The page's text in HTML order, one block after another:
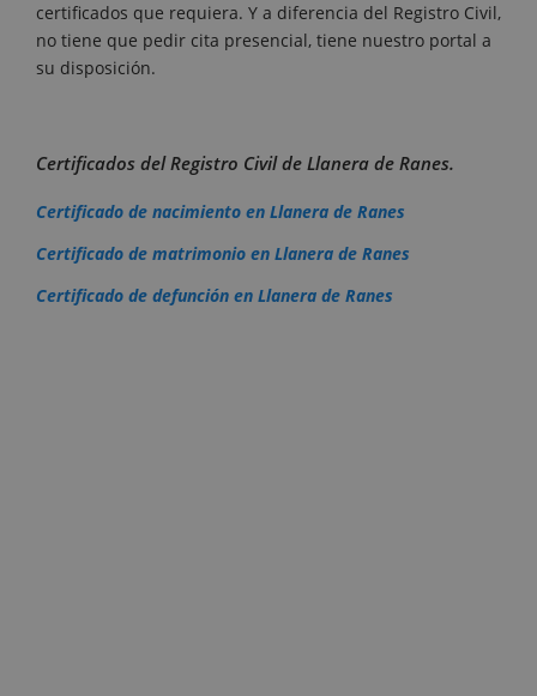
certificados que requiera. Y a diferencia del Registro Civil,
no tiene que pedir cita presencial, tiene nuestro portal a
su disposición.
Certificados del Registro Civil de Llanera de Ranes.
Certificado de nacimiento en Llanera de Ranes
Certificado de matrimonio en Llanera de Ranes
Certificado de defunción en Llanera de Ranes